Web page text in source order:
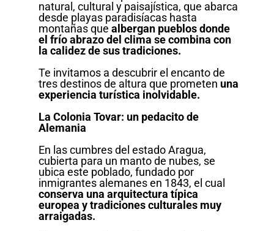
natural, cultural y paisajística, que abarca
desde playas paradisíacas hasta
montañas quealbergan pueblos donde
el frío abrazo del clima se combina con
la calidez de sus tradiciones.
Te invitamos a descubrir el encanto de
tres destinos de altura que prometen una
experiencia turística inolvidable.
La Colonia Tovar: un pedacito de
Alemania
En las cumbres del estado Aragua,
cubierta para un manto de nubes, se
ubica este poblado, fundado por
inmigrantes alemanes en 1843, el cual
conserva una arquitectura típica
europea y tradiciones culturales muy
arraigadas.